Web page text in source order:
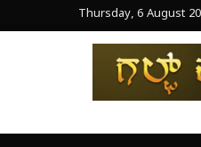
Thursday, 6 August